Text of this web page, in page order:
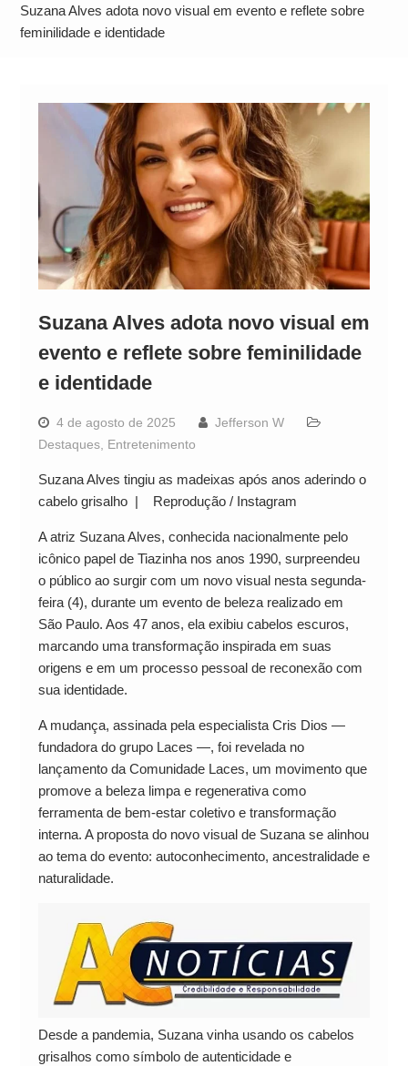
Alto
Suzana Alves adota novo visual em evento e reflete sobre
feminilidade e identidade
Suzana Alves adota novo visual em
evento e reflete sobre feminilidade
e identidade
4 de agosto de 2025
Jefferson W
Destaques, Entretenimento
Suzana Alves tingiu as madeixas após anos aderindo o
cabelo grisalho | Reprodução / Instagram
A atriz Suzana Alves, conhecida nacionalmente pelo
icônico papel de Tiazinha nos anos 1990, surpreendeu
o público ao surgir com um novo visual nesta segunda-
feira (4), durante um evento de beleza realizado em
São Paulo. Aos 47 anos, ela exibiu cabelos escuros,
marcando uma transformação inspirada em suas
origens e em um processo pessoal de reconexão com
sua identidade.
A mudança, assinada pela especialista Cris Dios —
fundadora do grupo Laces —, foi revelada no
lançamento da Comunidade Laces, um movimento que
promove a beleza limpa e regenerativa como
ferramenta de bem-estar coletivo e transformação
interna. A proposta do novo visual de Suzana se alinhou
ao tema do evento: autoconhecimento, ancestralidade e
naturalidade.
Desde a pandemia, Suzana vinha usando os cabelos
grisalhos como símbolo de autenticidade e